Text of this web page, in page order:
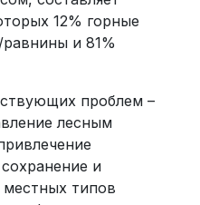
12% горные
и 81%
проблем –
лесным
и
типов